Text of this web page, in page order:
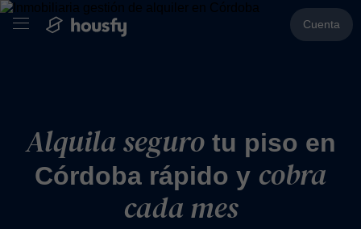
Cuenta
Alquila segurotu piso en
Córdoba rápido y cobra
cada mes